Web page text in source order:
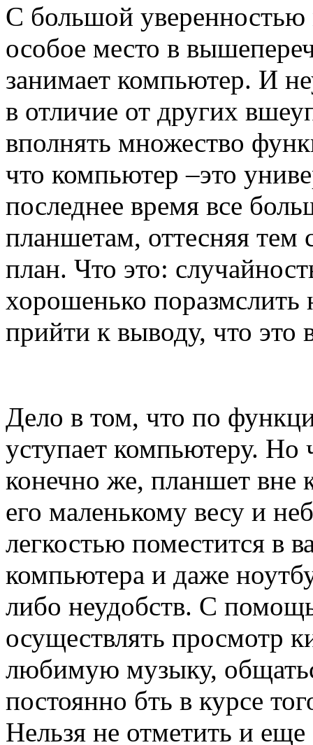
С большой
особое место в
занимает компьютер. И
в отличие от других
вполнять множество
что компьютер –это
последнее время все
планшетам, оттесняя
план. Что это:
хорошенько
прийти к выводу, что это
Дело в том, что по
уступает компьютеру. Но
конечно же, планшет вне
его маленькому весу и
легкостью поместится в
компьютера и даже
либо неудобств. С
осуществлять просмотр
любимую музыку,
постоянно бть в курсе
Нельзя не отметить и